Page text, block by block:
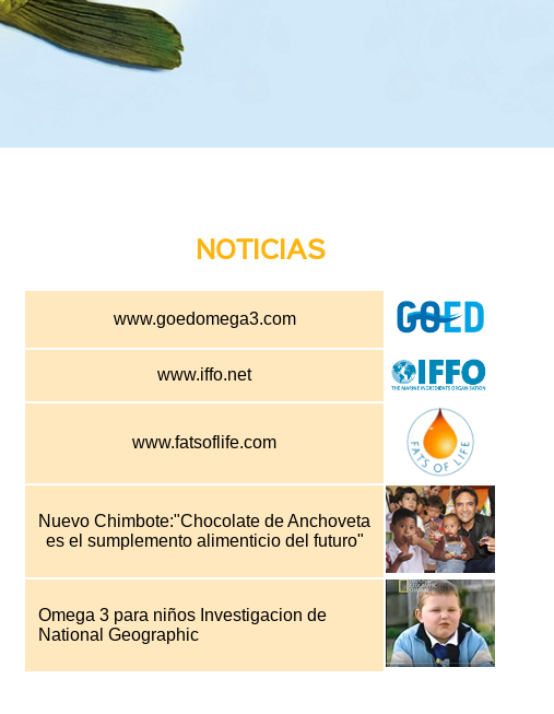
NOTICIAS
www.goedomega3.com
www.iffo.net
www.fatsoflife.com
Nuevo Chimbote:"Chocolate de Anchoveta
es el sumplemento alimenticio del futuro"
Omega 3 para niños Investigacion de
National Geographic